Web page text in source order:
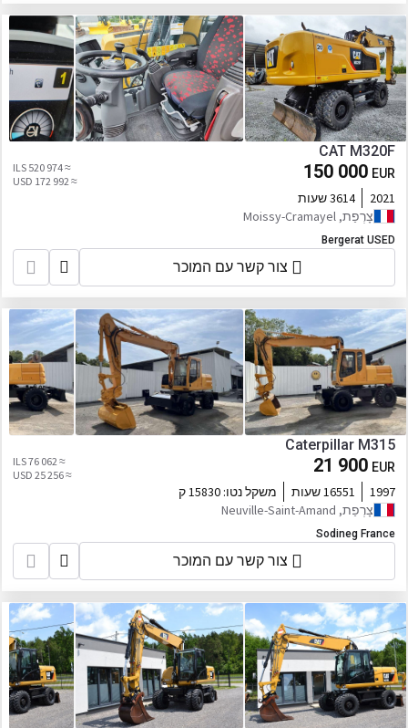
CAT M320F
150 000 EUR
≈ 520 974 ILS
≈ 172 992 USD
2021
3614 שעות
צָרְפַת, Moissy-Cramayel
Bergerat USED
צור קשר עם המוכר
Caterpillar M315
21 900 EUR
≈ 76 062 ILS
≈ 25 256 USD
1997 16551 שעות משקל נטו: 15830 ק
צָרְפַת, Neuville-Saint-Amand
Sodineg France
צור קשר עם המוכר